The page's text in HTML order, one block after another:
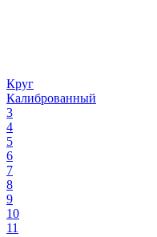
Круг
Калиброванный
3
4
5
6
7
8
9
10
11